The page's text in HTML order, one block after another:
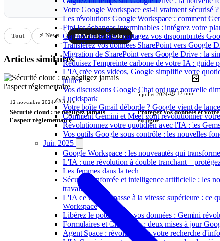
Votre Google Workspace est-il vraiment sécurisé
Les révolutions Google Workspace : comment
Fini les échanges interminables : intégrez votre
Gagnez du temps : partagez vos disponibilités
Transférez vos données SharePoint vers Google
Migration de SharePoint vers Google Drive : la
Réduisez l'empreinte carbone de votre IA : guide
L'IA crée vos vidéos, Google simplifie votre
juillet
Vos discussions Google Chat ont une nouvelle
Lucidspark
Votre boîte Gmail déborde ? Google vient de
Comment Gemini et Meet vont révolutionner
Révolutionnez votre quotidien avec l'IA : les
Vos outils Google sous contrôle : les nouvelles
Juin 2025
Google Workspace : les nouveautés qui
L'IA : une révolution à double tranchant –
Les femmes dans la tech
Sécurité renforcée et intelligence artificielle : les
travail
L'IA de Google passe à la vitesse supérieure : ce
Workspace
Libérez le potentiel de vos données : Gemini
Formulaires et Classroom : deux mises à jour
Agent Space : révolutionnez votre recherche
Tout ⚡ News 📖 Articles & tutos
Articles similaires
12 novembre 2024•⏱️ 3 min
Sécurité cloud : ne négligez jamais
l'aspect réglementaire
5 juillet 2024•⏱️ 17 min
Protégez vos données et
en ligne